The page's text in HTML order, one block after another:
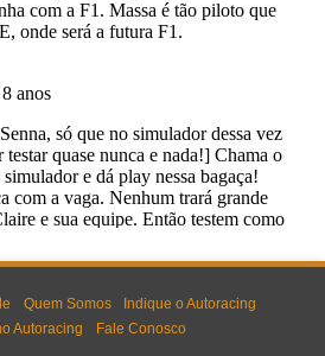
Quem Somos
Indique o Autoracing
Autoracing
Fale Conosco